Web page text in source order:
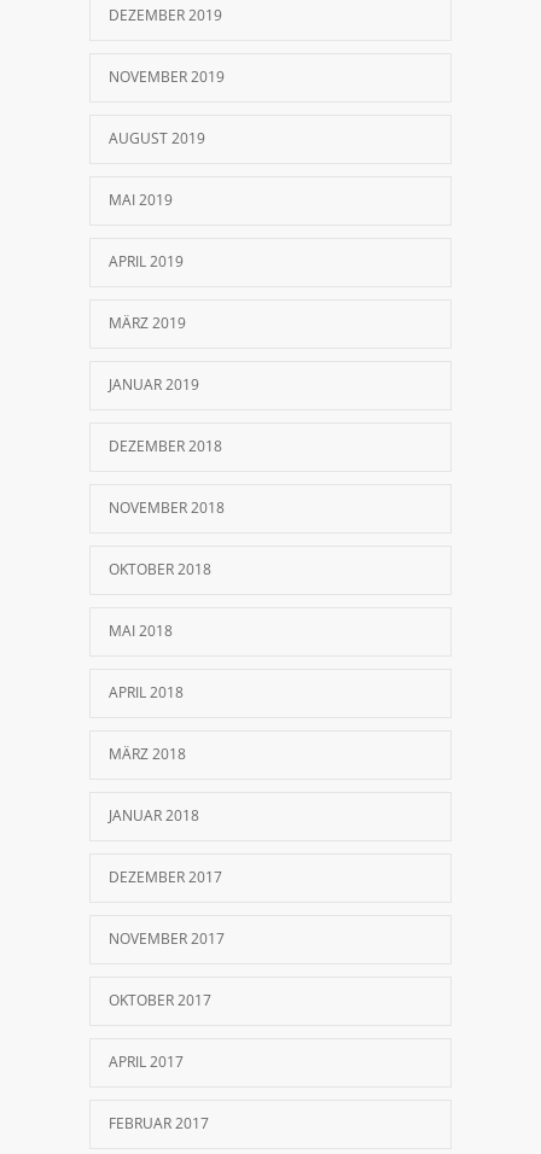
DEZEMBER 2019
NOVEMBER 2019
AUGUST 2019
MAI 2019
APRIL 2019
MÄRZ 2019
JANUAR 2019
DEZEMBER 2018
NOVEMBER 2018
OKTOBER 2018
MAI 2018
APRIL 2018
MÄRZ 2018
JANUAR 2018
DEZEMBER 2017
NOVEMBER 2017
OKTOBER 2017
APRIL 2017
FEBRUAR 2017